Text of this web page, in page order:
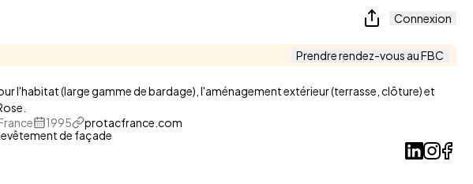
Connexion
Prendre rendez-vous au FBC
l'habitat (large gamme de bardage), l'aménagement extérieur (terrasse, clôture) et
1995
protacfrance.com
de façade